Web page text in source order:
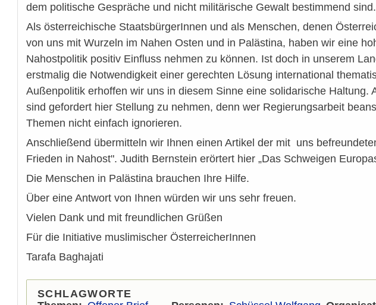
dem politische Gespräche und nicht militärische Gewalt bestimmend sind.
Als österreichische StaatsbürgerInnen und als Menschen, denen
von uns mit Wurzeln im Nahen Osten und in Palästina, haben wir eine
Nahostpolitik positiv Einfluss nehmen zu können. Ist doch in unserem
erstmalig die Notwendigkeit einer gerechten Lösung international
Außenpolitik erhoffen wir uns in diesem Sinne eine solidarische Haltung.
sind gefordert hier Stellung zu nehmen, denn wer Regierungsarbeit
Themen nicht einfach ignorieren.
Anschließend übermitteln wir Ihnen einen Artikel der mit uns
Frieden in Nahost". Judith Bernstein erörtert hier „Das Schweigen
Die Menschen in Palästina brauchen Ihre Hilfe.
Über eine Antwort von Ihnen würden wir uns sehr freuen.
Vielen Dank und mit freundlichen Grüßen
Für die Initiative muslimischer ÖsterreicherInnen
Tarafa Baghajati
SCHLAGWORTE